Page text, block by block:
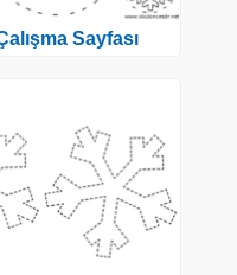
Sayfası